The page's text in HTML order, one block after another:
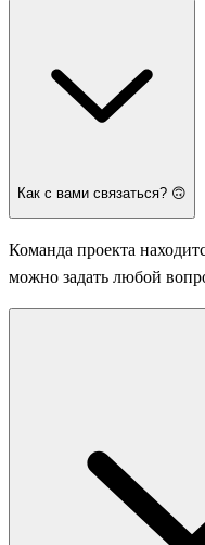
Как с вами связаться? 🙃
Команда проекта
можно задать любой